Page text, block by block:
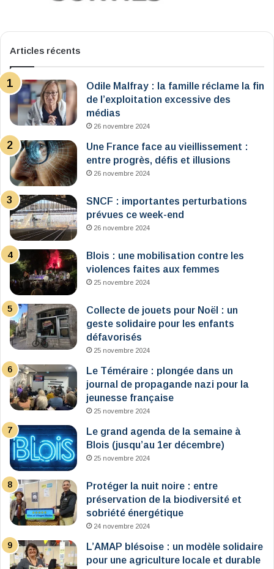
Articles récents
Odile Malfray : la famille réclame la fin
de l’exploitation excessive des
médias
26 novembre 2024
Une France face au vieillissement :
entre progrès, défis et illusions
26 novembre 2024
SNCF : importantes perturbations
prévues ce week-end
26 novembre 2024
Blois : une mobilisation contre les
violences faites aux femmes
25 novembre 2024
Collecte de jouets pour Noël : un
geste solidaire pour les enfants
défavorisés
25 novembre 2024
Le Téméraire : plongée dans un
journal de propagande nazi pour la
jeunesse française
25 novembre 2024
Le grand agenda de la semaine à
Blois (jusqu’au 1er décembre)
25 novembre 2024
Protéger la nuit noire : entre
préservation de la biodiversité et
sobriété énergétique
24 novembre 2024
L’AMAP blésoise : un modèle solidaire
pour une agriculture locale et durable